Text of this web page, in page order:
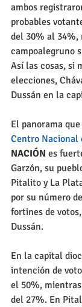
ambos
probables
del 30% al
campoalegruno
Así las cosas, si
elecciones,
Dussán en la
El panorama
Centro Nacional
NACIÓN es
Garzón, su
Pitalito y La
por su número
fortines de
Dussán.
En la capital
intención de
el 50%,
del 27%. En